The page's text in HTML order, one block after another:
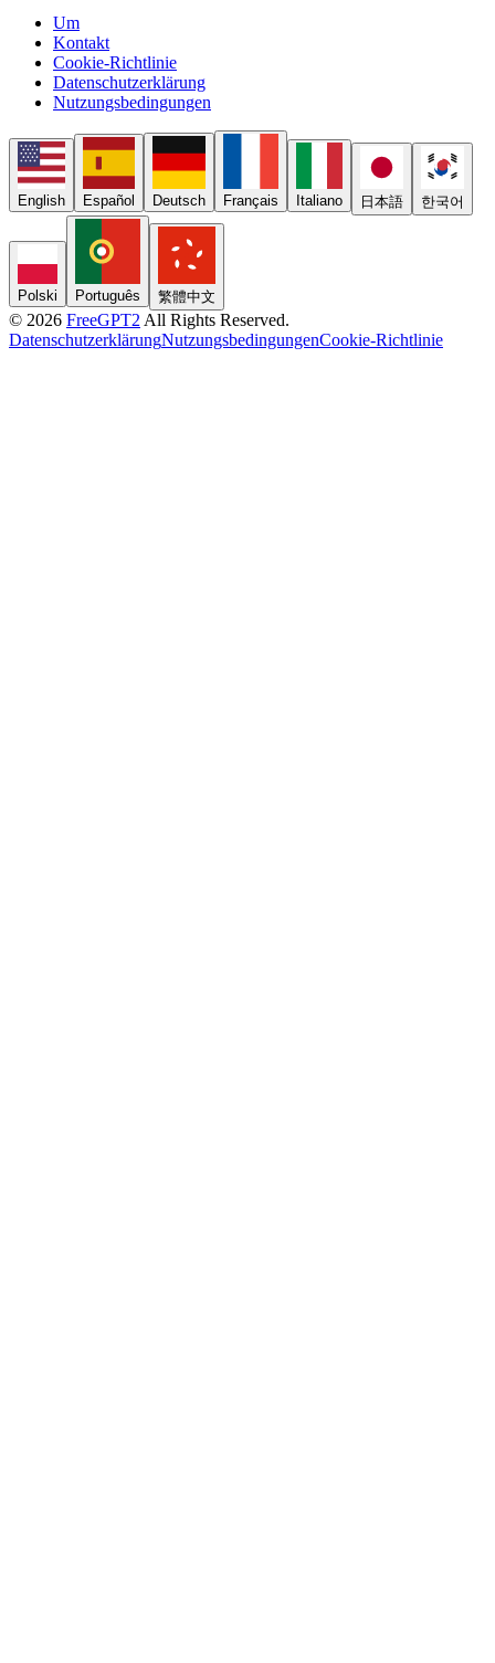
Um
Kontakt
Cookie-Richtlinie
Datenschutzerklärung
Nutzungsbedingungen
English Español Deutsch Français Italiano 日本語 한국어
Polski Português 繁體中文
© 2026 FreeGPT2 All Rights Reserved.
DatenschutzerklärungNutzungsbedingungenCookie-Richtlinie